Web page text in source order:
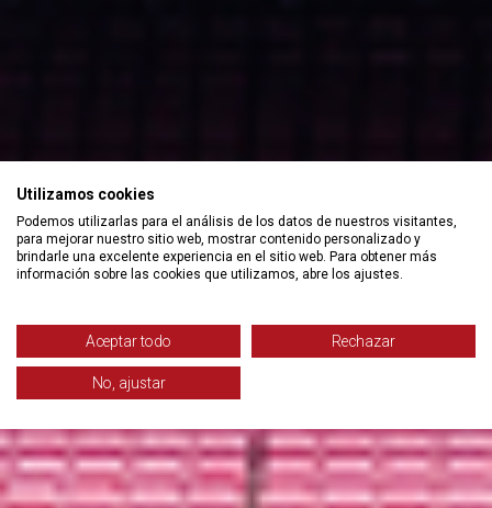
Utilizamos cookies
Podemos utilizarlas para el análisis de los datos de nuestros visitantes,
para mejorar nuestro sitio web, mostrar contenido personalizado y
brindarle una excelente experiencia en el sitio web. Para obtener más
información sobre las cookies que utilizamos, abre los ajustes.
Aceptar todo Rechazar
No, ajustar